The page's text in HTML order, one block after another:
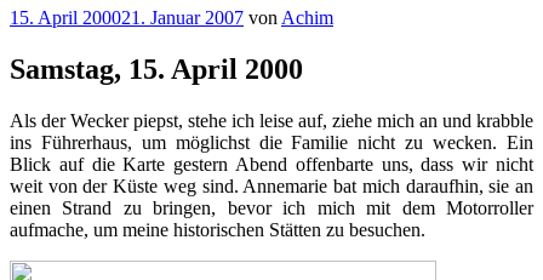
Veröffentlicht
15. April 200021. Januar 2007 von Achim
Samstag, 15. April 2000
Als der Wecker piepst, stehe ich leise auf, ziehe mich an und krabble
ins Führerhaus, um möglichst die Familie nicht zu wecken. Ein
Blick auf die Karte gestern Abend offenbarte uns, dass wir nicht
weit von der Küste weg sind. Annemarie bat mich daraufhin, sie an
einen Strand zu bringen, bevor ich mich mit dem Motorroller
aufmache, um meine historischen Stätten zu besuchen.